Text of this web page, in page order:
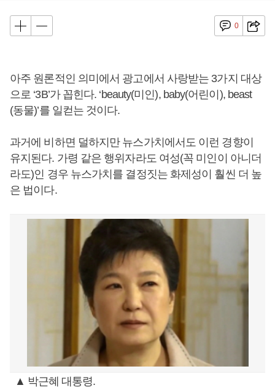
0
아주 원론적인 의미에서 광고에서 사랑받는 3가지 대상
으로 ‘3B’가 꼽힌다. ‘beauty(미인), baby(어린이), beast
(동물)’를 일컫는 것이다.
과거에 비하면 덜하지만 뉴스가치에서도 이런 경향이
유지된다. 가령 같은 행위자라도 여성(꼭 미인이 아니더
라도)인 경우 뉴스가치를 결정짓는 화제성이 훨씬 더 높
은 법이다.
▲ 박근혜 대통령.